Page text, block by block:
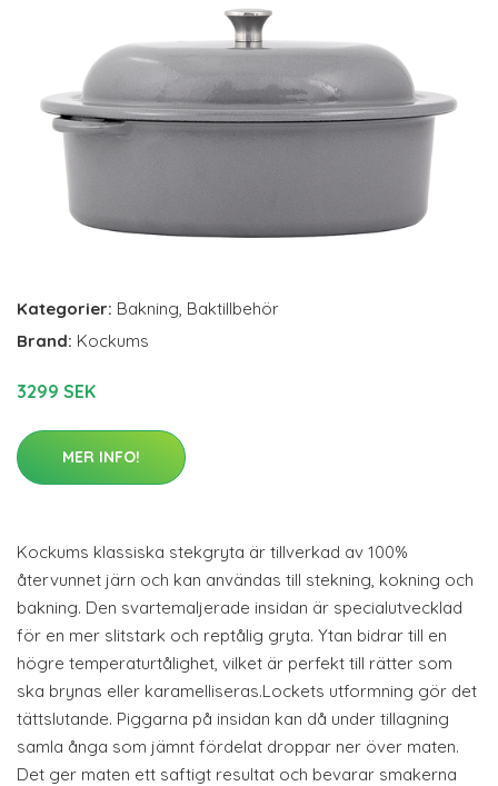
Kategorier: Bakning, Baktillbehör
Brand: Kockums
3299 SEK
MER INFO!
Kockums klassiska stekgryta är tillverkad av 100%
återvunnet järn och kan användas till stekning, kokning och
bakning. Den svartemaljerade insidan är specialutvecklad
för en mer slitstark och reptålig gryta. Ytan bidrar till en
högre temperaturtålighet, vilket är perfekt till rätter som
ska brynas eller karamelliseras.Lockets utformning gör det
tättslutande. Piggarna på insidan kan då under tillagning
samla ånga som jämnt fördelat droppar ner över maten.
Det ger maten ett saftigt resultat och bevarar smakerna